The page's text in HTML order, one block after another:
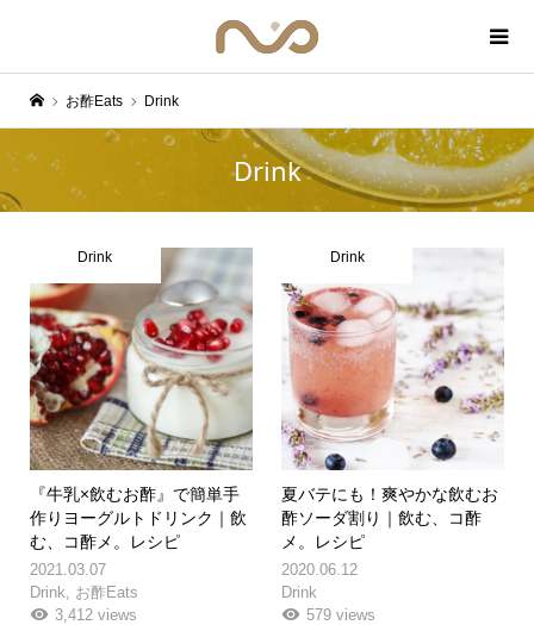
お酢Eats Drink
Drink
Drink
『牛乳×飲むお酢』で簡単手
作りヨーグルトドリンク｜飲
む、コ酢メ。レシピ
2021.03.07
Drink
お酢Eats
3,412 views
Drink
夏バテにも！爽やかな飲むお
酢ソーダ割り｜飲む、コ酢
メ。レシピ
2020.06.12
Drink
579 views